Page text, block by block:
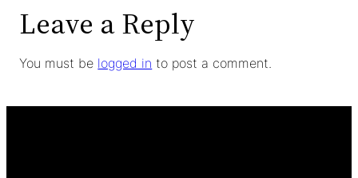
Leave a Reply
You must be logged in to post a comment.